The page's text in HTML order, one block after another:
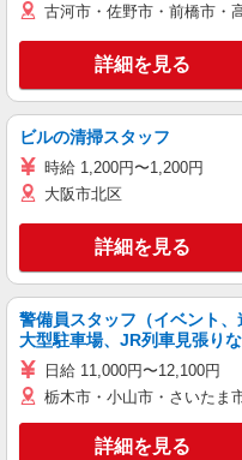
古河市・佐野市・前橋市・
詳細を見る
ビルの清掃スタッフ
時給 1,200円〜1,200円
大阪市北区
詳細を見る
警備員スタッフ（イベント、
大型駐車場、JR列車見張りな
日給 11,000円〜12,100円
栃木市・小山市・さいたま
詳細を見る